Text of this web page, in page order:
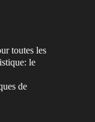
toutes les
le
de